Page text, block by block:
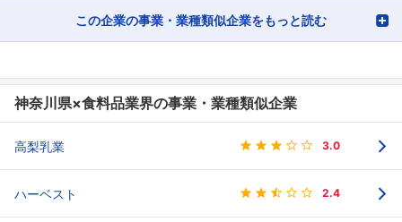
この企業の事業・業種類似企業をもっと読む
神奈川県×食料品業界の事業・業種類似企業
高梨乳業 3.0
ハーベスト 2.4